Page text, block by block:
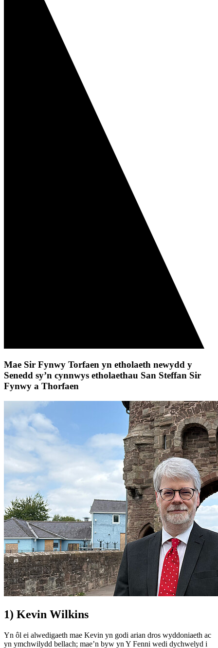
Mae Sir Fynwy Torfaen yn etholaeth newydd y
Senedd sy’n cynnwys etholaethau San Steffan Sir
Fynwy a Thorfaen
1) Kevin Wilkins
Yn ôl ei alwedigaeth mae Kevin yn godi arian dros wyddoniaeth ac
yn ymchwilydd bellach; mae’n byw yn Y Fenni wedi dychwelyd i